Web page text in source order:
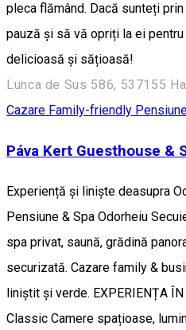
pleca flămând. Dacă sunteți
pauză și să vă opriți la ei pentru
delicioasă și sățioasă!
Lunca de Sus 586, 537155
Cazare Family-friendly
Páva Kert Guesthouse &
Experiență și liniște deasupra
Pensiune & Spa Odorheiu
spa privat, saună, grădină
securizată. Cazare family &
liniștit și verde. EXPERIENȚA
Classic Camere spațioase,